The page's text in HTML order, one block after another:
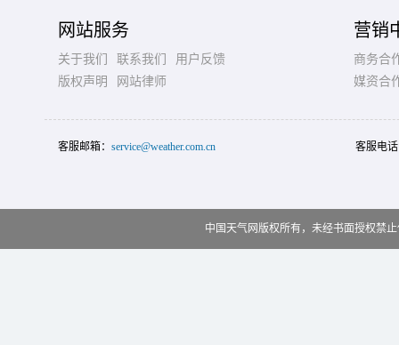
网站服务
关于我们 联系我们
用户反馈
版权声明
网站律师
营销
商务合
媒资合
客服邮箱： service@weather.com.cn 客服电
中国天气网版权所有，未经书面授权